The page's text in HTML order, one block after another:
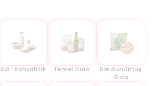
Süt - Kahvaltılık Temel Gıda
Dondurulmuş
Gıda